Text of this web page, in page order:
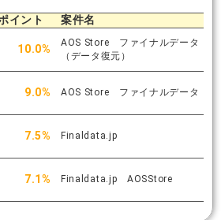
イント 案件名
10.0%
AOS Store ファイナルデータ
（データ復元）
9.0% AOS Store ファイナルデータ
7.5% Finaldata.jp
7.1% Finaldata.jp AOSStore